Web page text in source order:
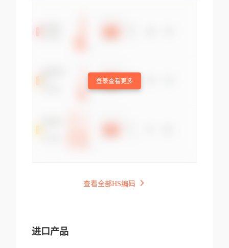
登录查看更多
查看全部HS编码
进口产品